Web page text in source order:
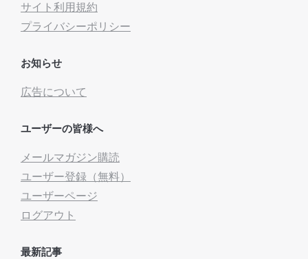
サイト利用規約
プライバシーポリシー
お知らせ
広告について
ユーザーの皆様へ
メールマガジン購読
ユーザー登録（無料）
ユーザーページ
ログアウト
最新記事